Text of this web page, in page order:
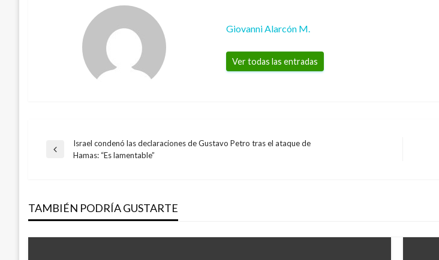
Giovanni Alarcón M.
Ver todas las entradas
Navegación
entradas
Entrada
Israel condenó las declaraciones de Gustavo Petro tras el ataque de
Hamas: “Es lamentable”
TAMBIÉN PODRÍA GUSTARTE